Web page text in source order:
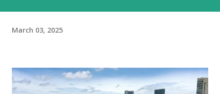
March 03, 2025